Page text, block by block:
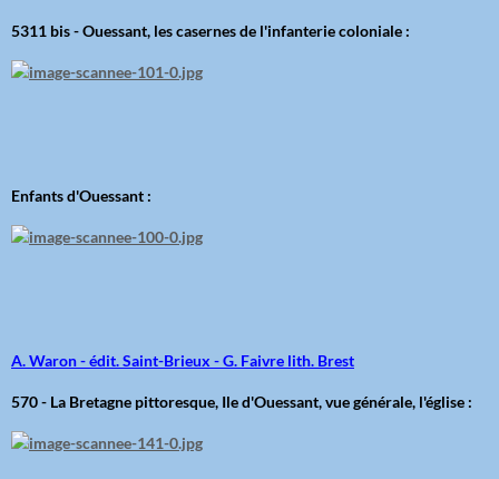
5311 bis - Ouessant, les casernes de l'infanterie coloniale :
Enfants d'Ouessant :
A. Waron - édit. Saint-Brieux - G. Faivre lith. Brest
570 - La Bretagne pittoresque, Ile d'Ouessant, vue générale, l'église :